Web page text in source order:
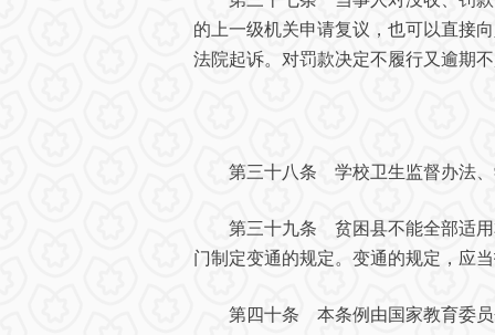
的上一级机关申请复议，也可以直接
法院起诉。对罚款决定不履行又逾期
第三十八条 学校卫生监督办法、
第三十九条 贫困县不能全部适用本
门制定变通的规定。变通的规定，应
第四十条 本条例由国家教育委员